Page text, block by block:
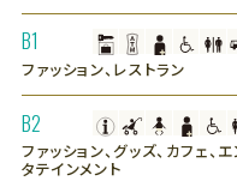
B1
ファッション、レストラン
B2
ファッション、グッズ、カフェ、
タテインメント